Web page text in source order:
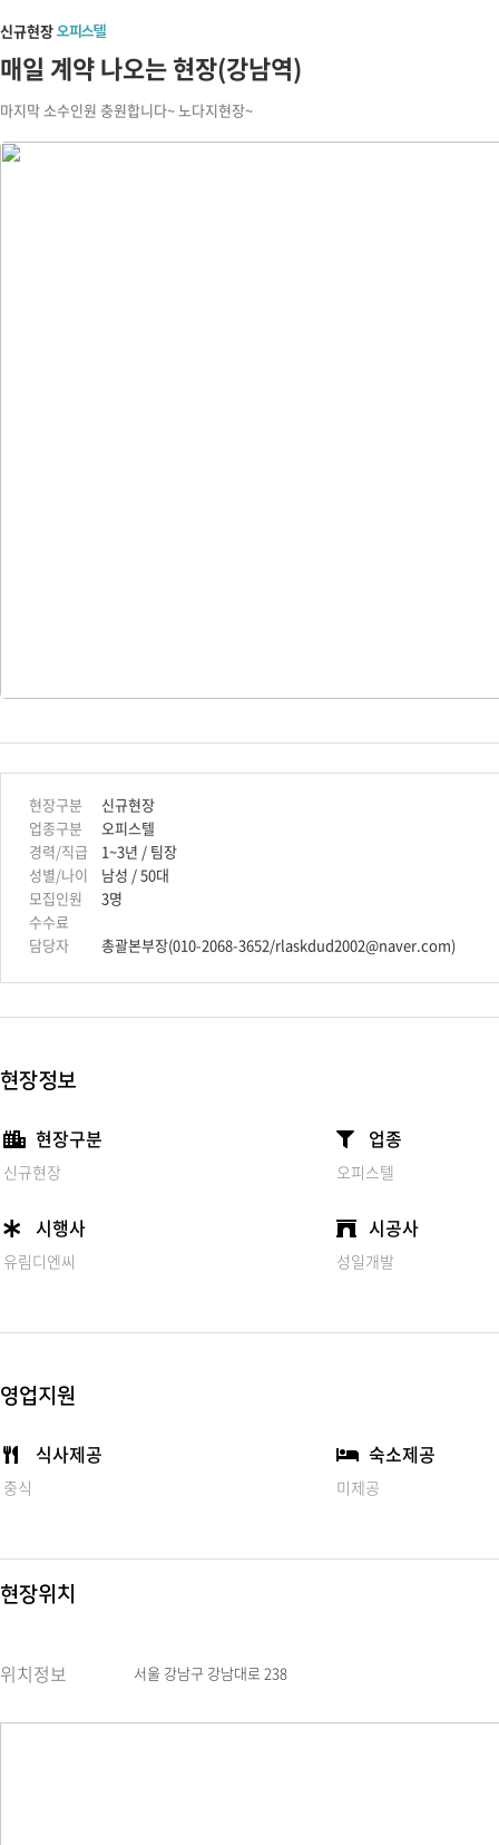
신규현장 오피스텔
매일 계약 나오는 현장(강남역)
마지막 소수인원 충원합니다~ 노다지현장~
현장구분
신규현장
업종구분
오피스텔
경력/직급
1~3년 / 팀장
성별/나이
남성 / 50대
모집인원
3명
수수료
담당자
총괄본부장(010-2068-3652/rlaskdud2002@naver.com)
현장정보
현장구분
신규현장
업종
오피스텔
시행사
유림디엔씨
시공사
성일개발
영업지원
식사제공
중식
숙소제공
미제공
현장위치
위치정보 서울 강남구 강남대로 238